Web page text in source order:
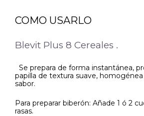
COMO USARLO
Blevit Plus 8 Cereales .
Se prepara de forma instantánea,
papilla de textura suave,
sabor.
Para preparar biberón: Añade 1 ó 2
rasas.